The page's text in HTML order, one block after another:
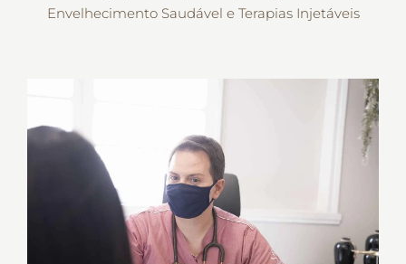
Envelhecimento Saudável e Terapias Injetáveis